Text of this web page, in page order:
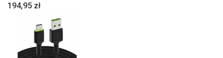
194,95 zł